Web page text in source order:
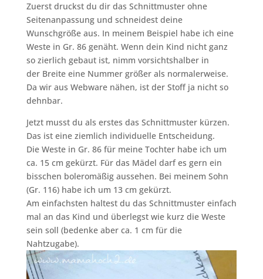
Zuerst druckst du dir das Schnittmuster ohne
Seitenanpassung und schneidest deine
Wunschgröße aus. In meinem Beispiel habe ich eine
Weste in Gr. 86 genäht. Wenn dein Kind nicht ganz
so zierlich gebaut ist, nimm vorsichtshalber in
der Breite eine Nummer größer als normalerweise.
Da wir aus Webware nähen, ist der Stoff ja nicht so
dehnbar.
Jetzt musst du als erstes das Schnittmuster kürzen.
Das ist eine ziemlich individuelle Entscheidung.
Die Weste in Gr. 86 für meine Tochter habe ich um
ca. 15 cm gekürzt. Für das Mädel darf es gern ein
bisschen boleromäßig aussehen. Bei meinem Sohn
(Gr. 116) habe ich um 13 cm gekürzt.
Am einfachsten haltest du das Schnittmuster einfach
mal an das Kind und überlegst wie kurz die Weste
sein soll (bedenke aber ca. 1 cm für die
Nahtzugabe).